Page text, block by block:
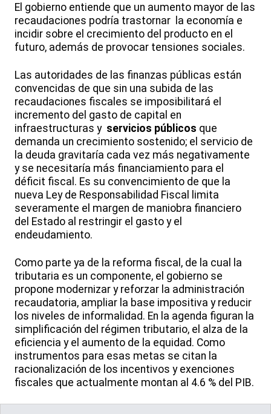
El gobierno entiende que un aumento mayor de las
recaudaciones podría trastornar la economía e
incidir sobre el crecimiento del producto en el
futuro, además de provocar tensiones sociales.
Las autoridades de las finanzas públicas están
convencidas de que sin una subida de las
recaudaciones fiscales se imposibilitará el
incremento del gasto de capital en
infraestructuras y servicios públicos que
demanda un crecimiento sostenido; el servicio de
la deuda gravitaría cada vez más negativamente
y se necesitaría más financiamiento para el
déficit fiscal. Es su convencimiento de que la
nueva Ley de Responsabilidad Fiscal limita
severamente el margen de maniobra financiero
del Estado al restringir el gasto y el
endeudamiento.
Como parte ya de la reforma fiscal, de la cual la
tributaria es un componente, el gobierno se
propone modernizar y reforzar la administración
recaudatoria, ampliar la base impositiva y reducir
los niveles de informalidad. En la agenda figuran la
simplificación del régimen tributario, el alza de la
eficiencia y el aumento de la equidad. Como
instrumentos para esas metas se citan la
racionalización de los incentivos y exenciones
fiscales que actualmente montan al 4.6 % del PIB.